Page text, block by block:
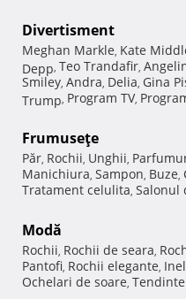
Divertisment
Meghan Markle, Kate
Depp, Teo Trandafir,
Smiley, Andra, Delia, Gina
Trump, Program TV,
Frumuseţe
Păr, Rochii, Unghii,
Manichiura, Sampon, Buze,
Tratament celulita, Salonul
Modă
Rochii, Rochii de seara,
Pantofi, Rochii elegante,
Ochelari de soare,